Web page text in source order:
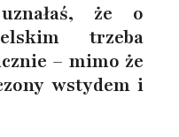
że o
trzeba
– mimo że
wstydem i